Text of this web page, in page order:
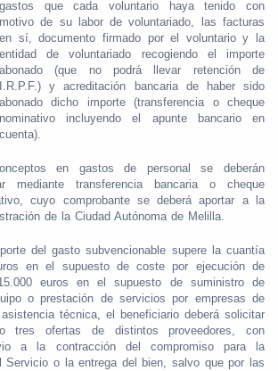
gastos que cada voluntario haya tenido con
motivo de su labor de voluntariado, las facturas
en sí, documento firmado por el voluntario y la
entidad de voluntariado recogiendo el importe
abonado (que no podrá llevar retención de
I.R.P.F.) y acreditación bancaria de haber sido
abonado dicho importe (transferencia o cheque
nominativo incluyendo el apunte bancario en
cuenta).
en gastos de personal se deberán
mediante transferencia bancaria o cheque
cuyo comprobante se deberá aportar a la
de la Ciudad Autónoma de Melilla.
del gasto subvencionable supere la cuantía
en el supuesto de coste por ejecución de
euros en el supuesto de suministro de
o prestación de servicios por empresas de
técnica, el beneficiario deberá solicitar
tres ofertas de distintos proveedores, con
a la contracción del compromiso para la
Servicio o la entrega del bien, salvo que por las